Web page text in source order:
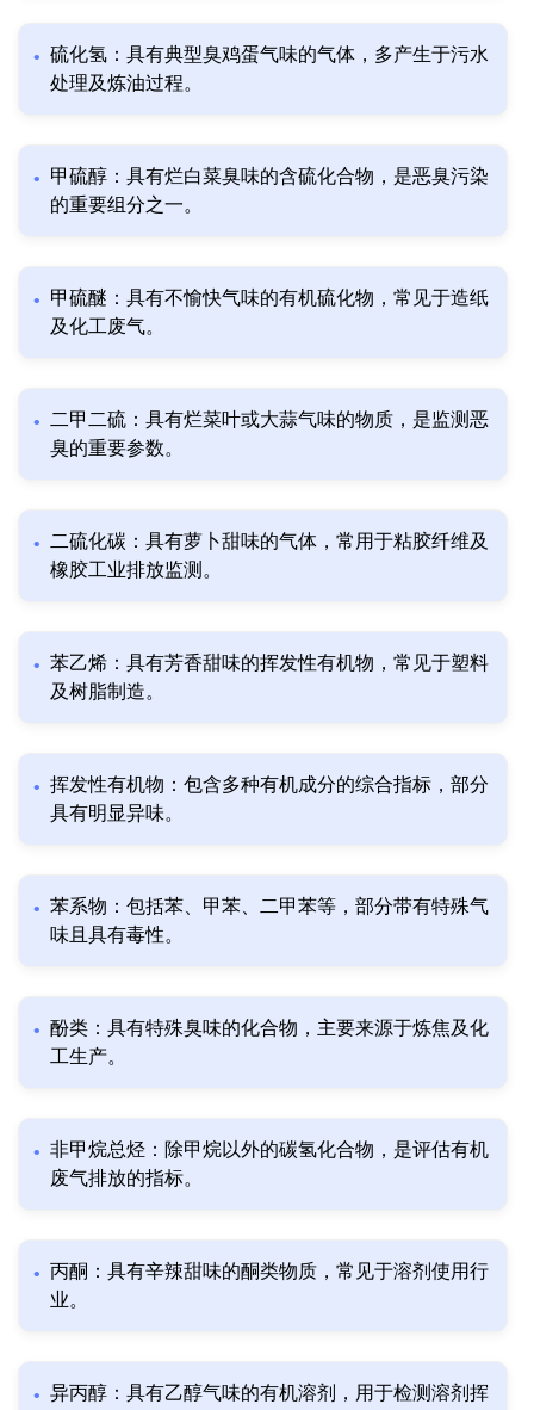
硫化氢：具有典型臭鸡蛋气味的气体，多产生于污水
处理及炼油过程。
甲硫醇：具有烂白菜臭味的含硫化合物，是恶臭污染
的重要组分之一。
甲硫醚：具有不愉快气味的有机硫化物，常见于造纸
及化工废气。
二甲二硫：具有烂菜叶或大蒜气味的物质，是监测恶
臭的重要参数。
二硫化碳：具有萝卜甜味的气体，常用于粘胶纤维及
橡胶工业排放监测。
苯乙烯：具有芳香甜味的挥发性有机物，常见于塑料
及树脂制造。
挥发性有机物：包含多种有机成分的综合指标，部分
具有明显异味。
苯系物：包括苯、甲苯、二甲苯等，部分带有特殊气
味且具有毒性。
酚类：具有特殊臭味的化合物，主要来源于炼焦及化
工生产。
非甲烷总烃：除甲烷以外的碳氢化合物，是评估有机
废气排放的指标。
丙酮：具有辛辣甜味的酮类物质，常见于溶剂使用行
业。
异丙醇：具有乙醇气味的有机溶剂，用于检测溶剂挥